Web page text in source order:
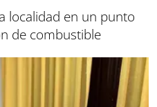
localidad en un punto
de combustible